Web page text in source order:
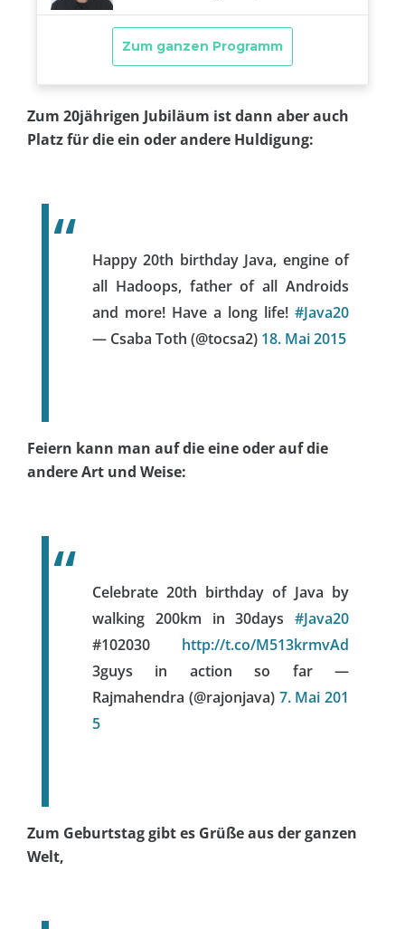
Zum 20jährigen Jubiläum ist dann aber auch
Platz für die ein oder andere Huldigung:
Happy 20th birthday Java, engine of
all Hadoops, father of all Androids
and more! Have a long life! #Java20
— Csaba Toth (@tocsa2) 18. Mai 2015
Feiern kann man auf die eine oder auf die
andere Art und Weise:
Celebrate 20th birthday of Java by
walking 200km in 30days #Java20
#102030 http://t.co/M513krmvAd
3guys in action so far —
Rajmahendra (@rajonjava) 7. Mai 201
5
Zum Geburtstag gibt es Grüße aus der ganzen
Welt,